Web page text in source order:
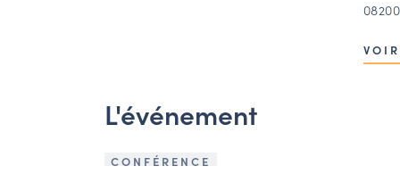
L'événement
CONFÉRENCE